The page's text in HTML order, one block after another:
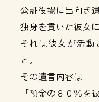
公証役場に出向き
独身を貫いた彼女
それは彼女が活
と。
その遺言内容は
「預金の８０％を